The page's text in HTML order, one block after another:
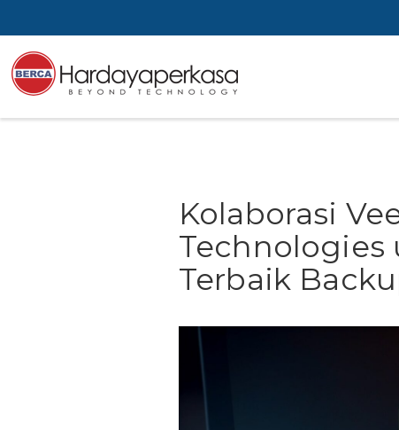
Kolaborasi
Technologies
Terbaik